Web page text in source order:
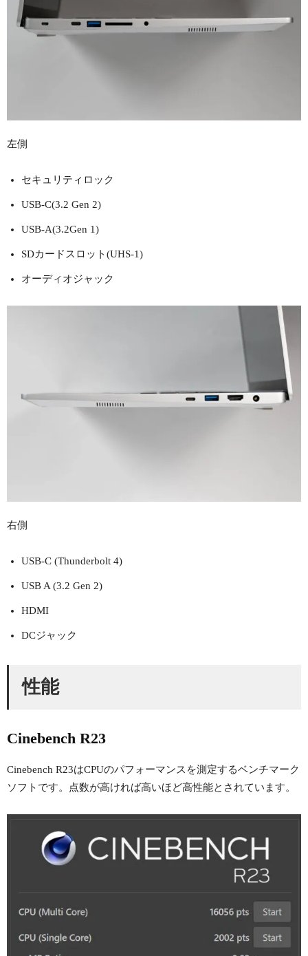
左側
セキュリティロック
USB-C(3.2 Gen 2)
USB-A(3.2Gen 1)
SDカードスロット(UHS-1)
オーディオジャック
右側
USB-C (Thunderbolt 4)
USB A (3.2 Gen 2)
HDMI
DCジャック
性能
Cinebench R23
Cinebench R23はCPUのパフォーマンスを測定するベンチマーク
ソフトです。点数が高ければ高いほど高性能とされています。